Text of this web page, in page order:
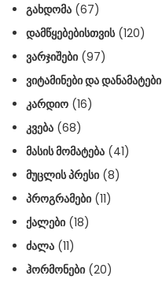
ᲒᲐᲮᲓᲝᲛᲐ (67)
ᲓᲐᲛᲬᲧᲔᲑᲔᲑᲘᲡᲗᲕᲘᲡ(120)
ᲕᲐᲠᲯᲘᲨᲔᲑᲘ (97)
ᲕᲘᲢᲐᲛᲘᲜᲔᲑᲘ ᲓᲐ ᲓᲐᲜᲐᲛᲐᲢᲔᲑᲘ
ᲙᲐᲠᲓᲘᲝ (16)
ᲙᲕᲔᲑᲐ (68)
ᲛᲐᲡᲘᲡ ᲛᲝᲛᲐᲢᲔᲑᲐ (41)
ᲛᲣᲪᲚᲘᲡ ᲞᲠᲔᲡᲘ (8)
ᲞᲠᲝᲒᲠᲐᲛᲔᲑᲘ (11)
ᲥᲐᲚᲔᲑᲘ (18)
ᲫᲐᲚᲐ (11)
ᲰᲝᲠᲛᲝᲜᲔᲑᲘ (20)